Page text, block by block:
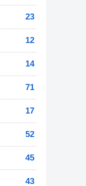
23
12
14
71
17
52
45
43